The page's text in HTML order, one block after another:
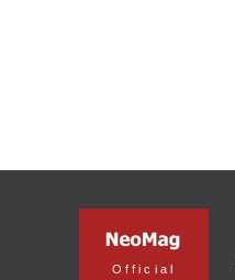
Official